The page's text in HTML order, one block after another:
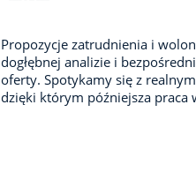
Propozycje zatrudnienia i
dogłębnej analizie i
oferty. Spotykamy się z
dzięki którym późniejsza praca